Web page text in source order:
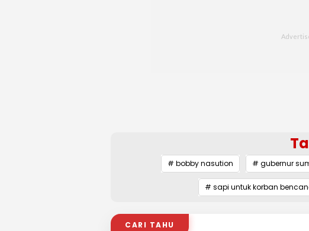
# bobby nasution # gubernur
# sapi untuk korban
CARI TAHU